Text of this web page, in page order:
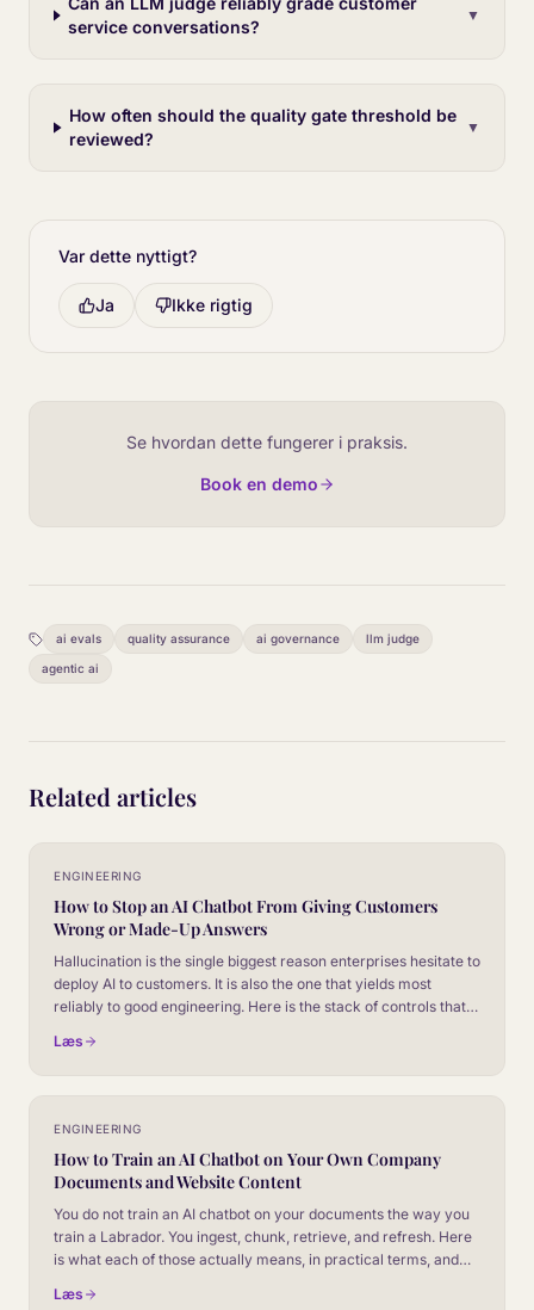
service conversations?
▼
How often should the quality gate threshold be
reviewed?
▼
Var dette nyttigt?
Ja Ikke rigtig
Se hvordan dette fungerer i praksis.
Book en demo
ai evals quality assurance ai governance llm judge
agentic ai
Related articles
ENGINEERING
How to Stop an AI Chatbot From Giving Customers
Wrong or Made-Up Answers
Hallucination is the single biggest reason enterprises hesitate to
deploy AI to customers. It is also the one that yields most
reliably to good engineering. Here is the stack of controls that
customers.
Læs
ENGINEERING
How to Train an AI Chatbot on Your Own Company
Documents and Website Content
You do not train an AI chatbot on your documents the way you
train a Labrador. You ingest, chunk, retrieve, and refresh. Here
is what each of those actually means, in practical terms, and
Læs